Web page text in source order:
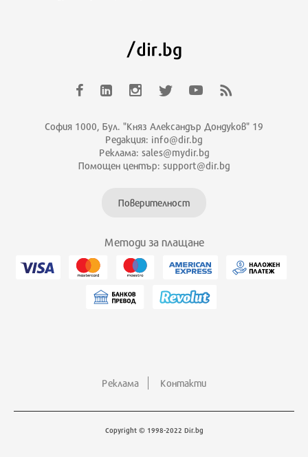
София 1000, Бул. "Княз Александър Дондуков" 19
Редакция: info@dir.bg
Реклама: sales@mydir.bg
Помощен център: support@dir.bg
Поверителност
Методи за плащане
Реклама Контакти
Copyright © 1998-2022 Dir.bg